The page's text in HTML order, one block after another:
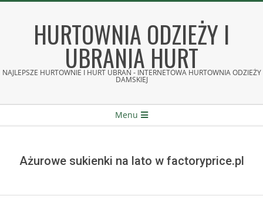
HURTOWNIA ODZIEŻY I
UBRANIA HURT
NAJLEPSZE HURTOWNIE I HURT UBRAŃ - INTERNETOWA HURTOWNIA ODZIEŻY
DAMSKIEJ
Menu
Ażurowe sukienki na lato w factoryprice.pl